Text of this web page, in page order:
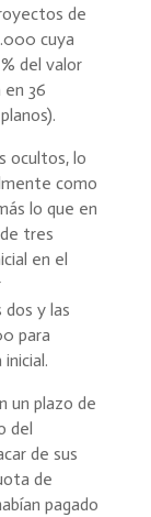
de
cuya
del valor
en 36
ocultos, lo
como
lo que en
tres
en el
y las
para
un plazo de
del
de sus
de
pagado